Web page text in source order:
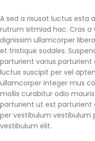
A sed a risusat luctus esta
rutrum sitmiad hac. Cras a
dignissim ullamcorper
et tristique sodales.
parturient varius parturient
luctus suscipit per vel
ullamcorper integer mus
mollis curabitur odio
parturient ut est parturient
per vestibulum vestibulum
vestibulum elit.